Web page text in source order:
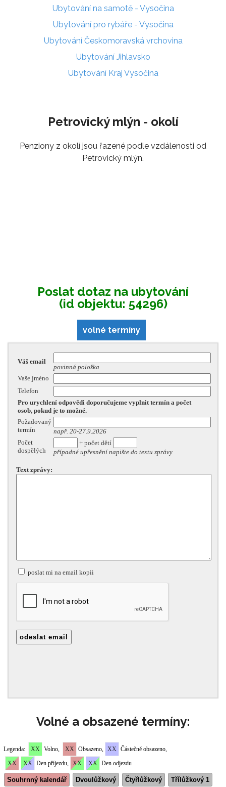
Ubytování na samotě - Vysočina
Ubytování pro rybáře - Vysočina
Ubytování Českomoravská vrchovina
Ubytování Jihlavsko
Ubytování Kraj Vysočina
Petrovický mlýn - okolí
Penziony z okolí jsou řazené podle vzdálenosti od
Petrovický mlýn.
Poslat dotaz na ubytování
(id objektu: 54296)
volné termíny
Volné a obsazené termíny: